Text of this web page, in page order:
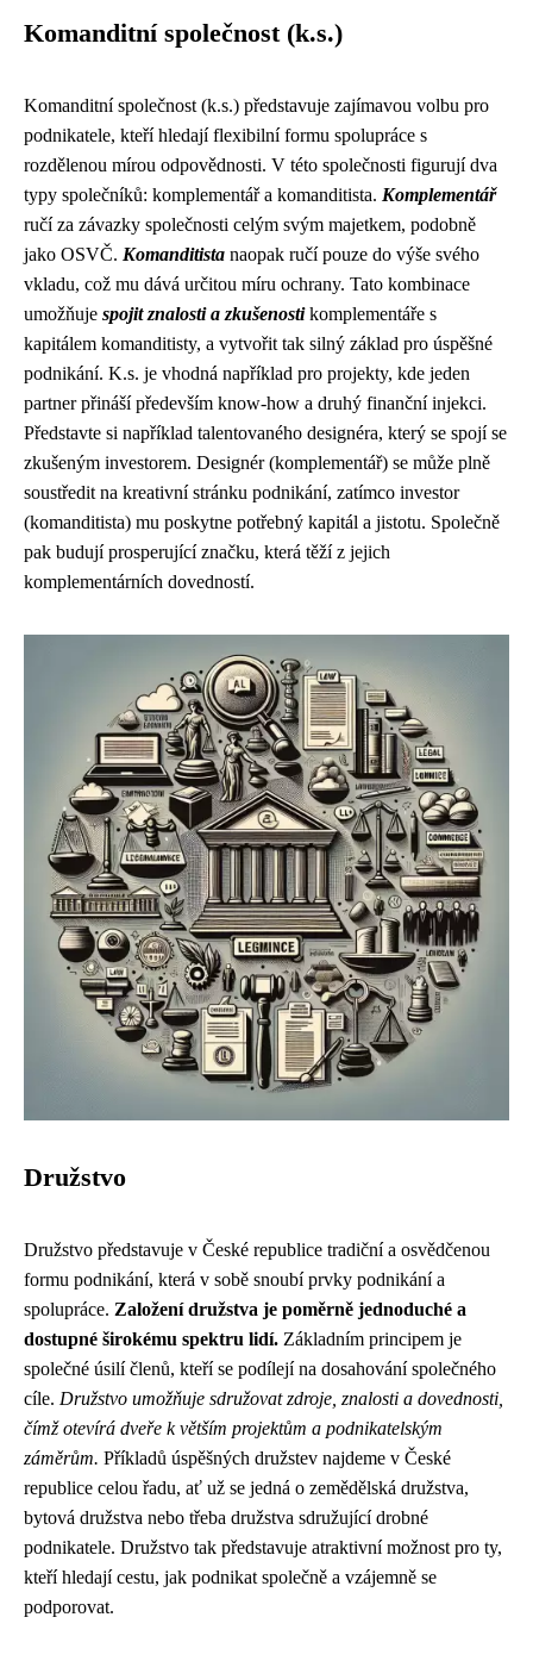
Komanditní společnost (k.s.)
Komanditní společnost (k.s.) představuje zajímavou volbu pro
podnikatele, kteří hledají flexibilní formu spolupráce s
rozdělenou mírou odpovědnosti. V této společnosti figurují dva
typy společníků: komplementář a komanditista. Komplementář
ručí za závazky společnosti celým svým majetkem, podobně
jako OSVČ. Komanditista naopak ručí pouze do výše svého
vkladu, což mu dává určitou míru ochrany. Tato kombinace
umožňuje spojit znalosti a zkušenostikomplementáře s
kapitálem komanditisty, a vytvořit tak silný základ pro úspěšné
podnikání. K.s. je vhodná například pro projekty, kde jeden
partner přináší především know-how a druhý finanční injekci.
Představte si například talentovaného designéra, který se spojí se
zkušeným investorem. Designér (komplementář) se může plně
soustředit na kreativní stránku podnikání, zatímco investor
(komanditista) mu poskytne potřebný kapitál a jistotu. Společně
pak budují prosperující značku, která těží z jejich
komplementárních dovedností.
Družstvo
Družstvo představuje v České republice tradiční a osvědčenou
formu podnikání, která v sobě snoubí prvky podnikání a
spolupráce. Založení družstva je poměrně jednoduché a
dostupné širokému spektru lidí. Základním principem je
společné úsilí členů, kteří se podílejí na dosahování společného
cíle. Družstvo umožňuje sdružovat zdroje, znalosti a dovednosti,
čímž otevírá dveře k větším projektům a podnikatelským
záměrům. Příkladů úspěšných družstev najdeme v České
republice celou řadu, ať už se jedná o zemědělská družstva,
bytová družstva nebo třeba družstva sdružující drobné
podnikatele. Družstvo tak představuje atraktivní možnost pro ty,
kteří hledají cestu, jak podnikat společně a vzájemně se
podporovat.